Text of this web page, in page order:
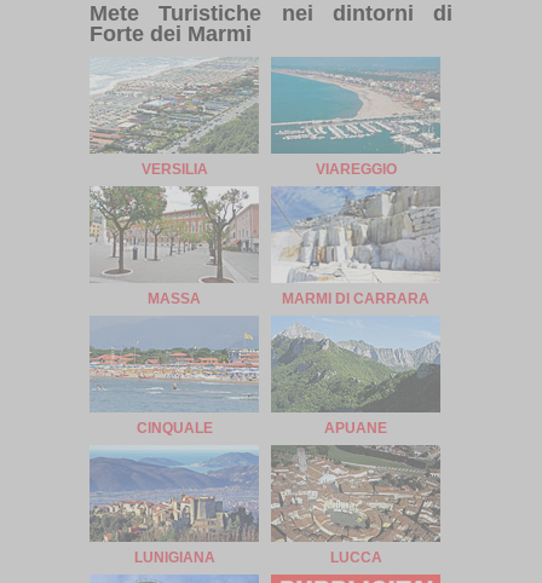
Mete Turistiche nei dintorni di
Forte dei Marmi
VERSILIA VIAREGGIO
MASSA MARMI DI CARRARA
CINQUALE APUANE
LUNIGIANA LUCCA